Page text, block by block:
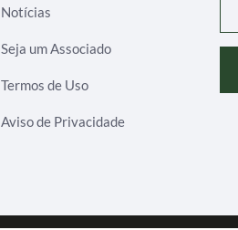
Notícias
Seja um Associado
Termos de Uso
Aviso de Privacidade